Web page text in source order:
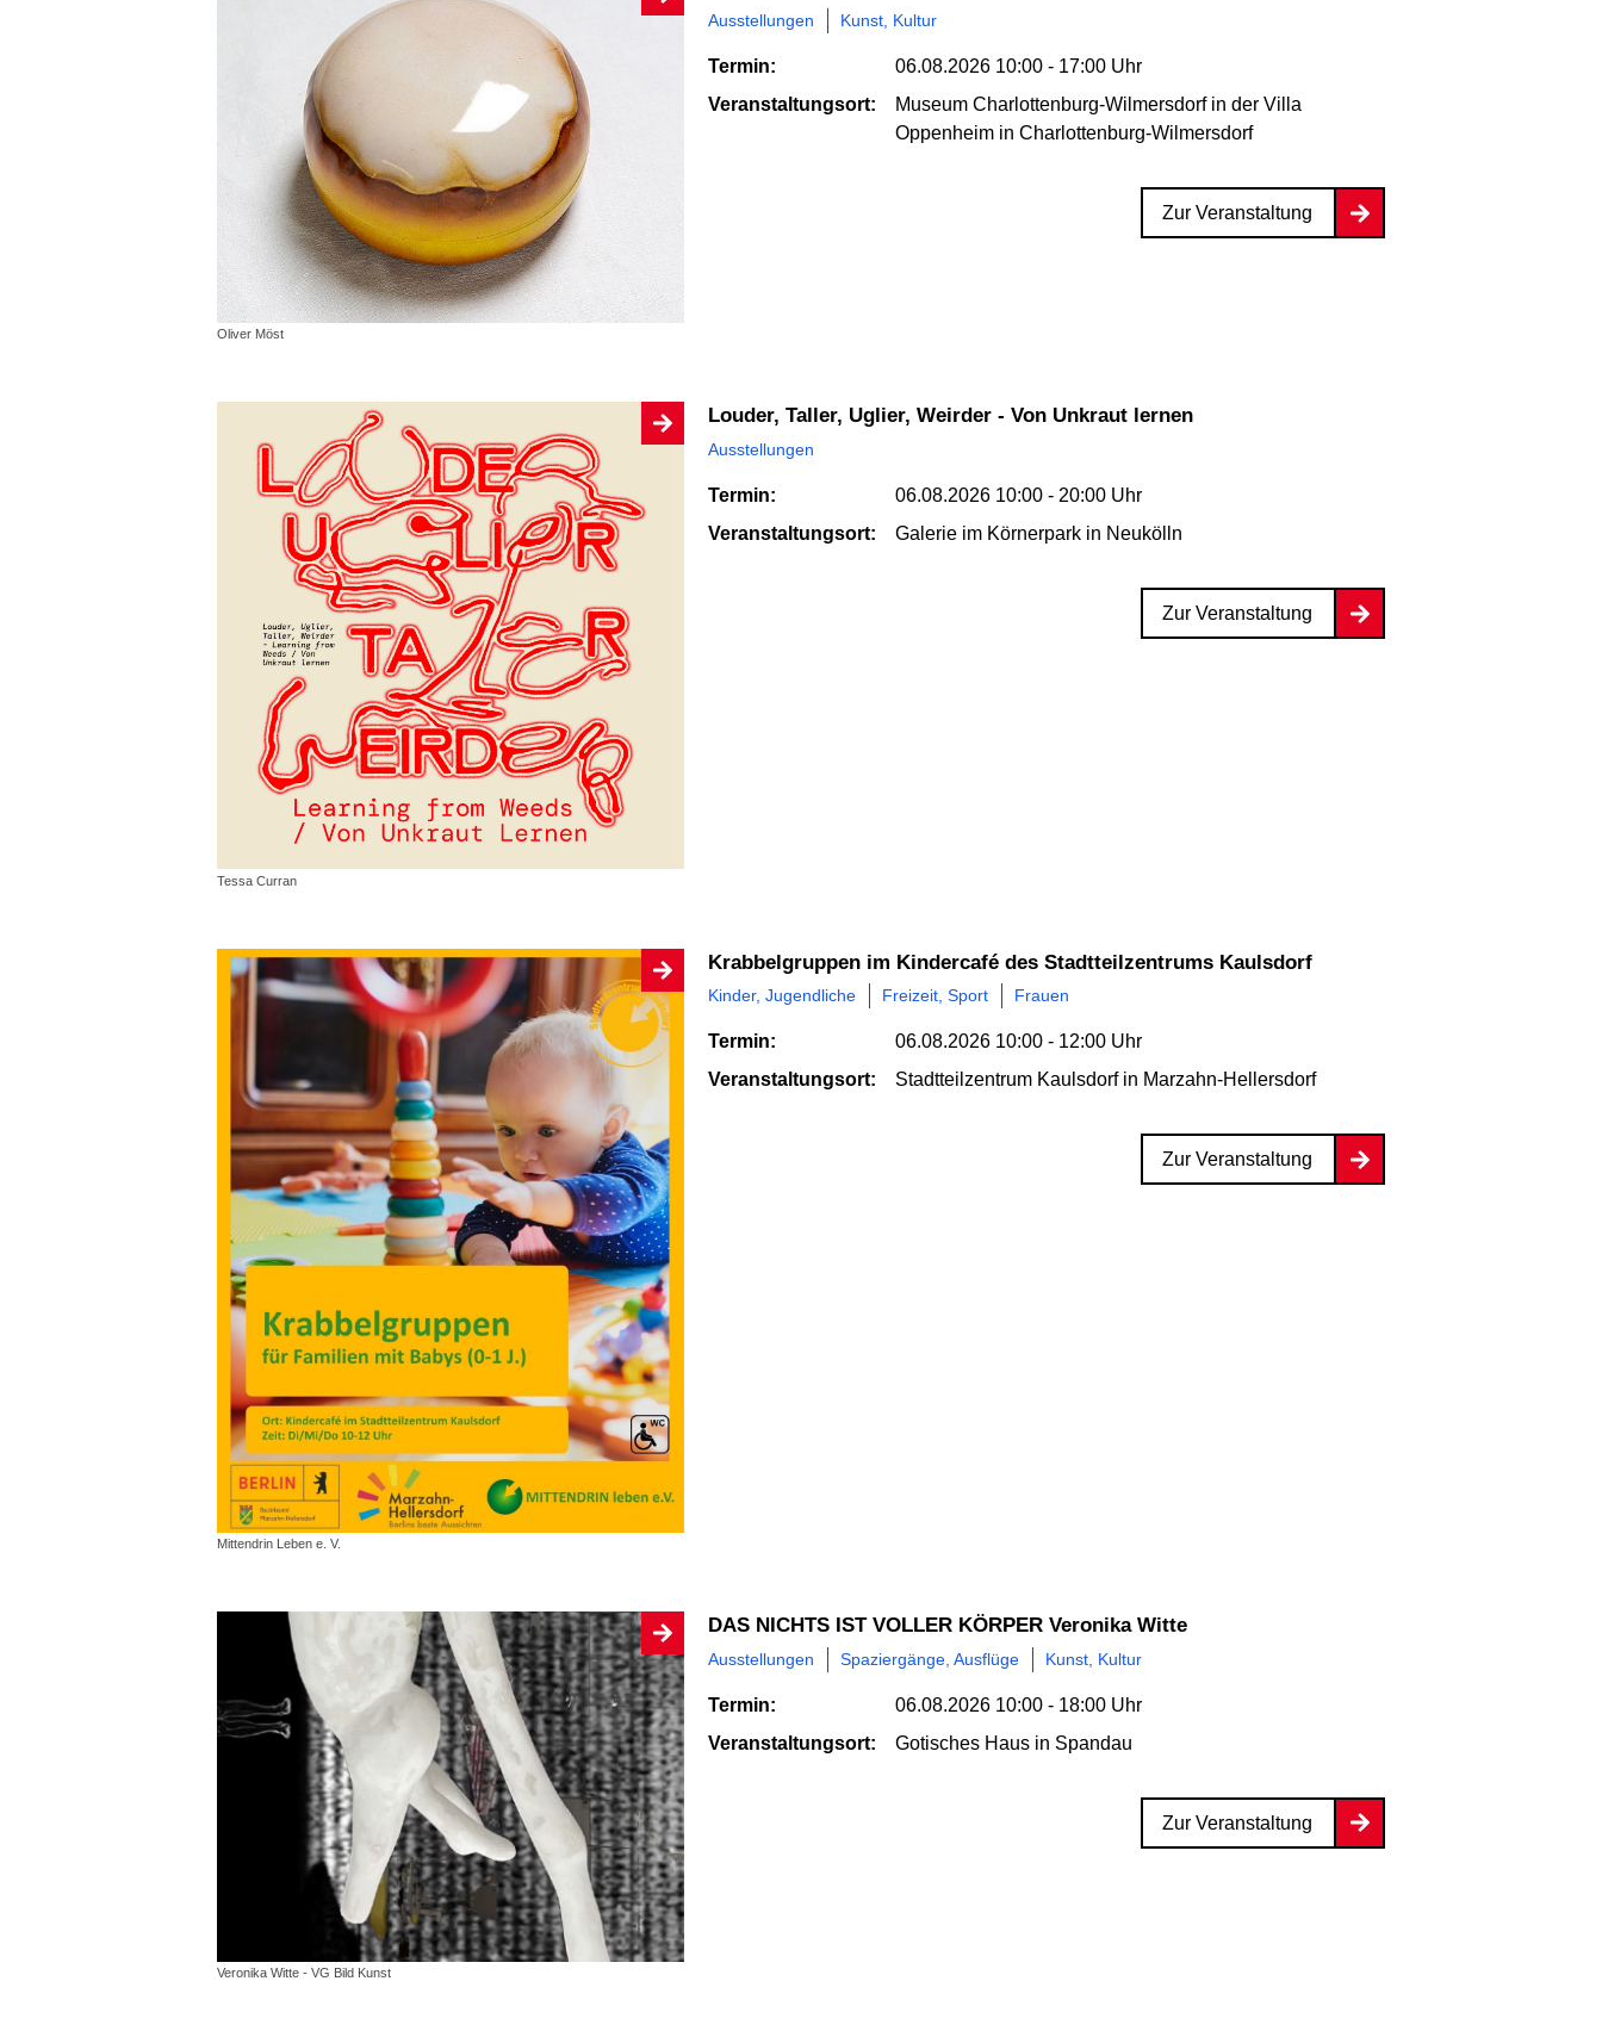
Oliver Möst
Ausstellungen Kunst, Kultur
Termin: 06.08.2026 10:00 - 17:00 Uhr
Veranstaltungsort:
Museum Charlottenburg-Wilmersdorf in der Villa
Oppenheim in Charlottenburg-Wilmersdorf
Zur Veranstaltung
Tessa Curran
Louder, Taller, Uglier, Weirder - Von Unkraut lernen
Ausstellungen
Termin: 06.08.2026 10:00 - 20:00 Uhr
Veranstaltungsort:
Galerie im Körnerpark in Neukölln
Zur Veranstaltung
Mittendrin Leben e. V.
Krabbelgruppen im Kindercafé des Stadtteilzentrums Kaulsdorf
Kinder, Jugendliche Freizeit, Sport Frauen
Termin: 06.08.2026 10:00 - 12:00 Uhr
Veranstaltungsort:
Stadtteilzentrum Kaulsdorfin Marzahn-Hellersdorf
Zur Veranstaltung
Veronika Witte - VG Bild Kunst
DAS NICHTS IST VOLLER KÖRPER Veronika Witte
Ausstellungen Spaziergänge, Ausflüge Kunst, Kultur
Termin: 06.08.2026 10:00 - 18:00 Uhr
Veranstaltungsort:
Gotisches Haus in Spandau
Zur Veranstaltung